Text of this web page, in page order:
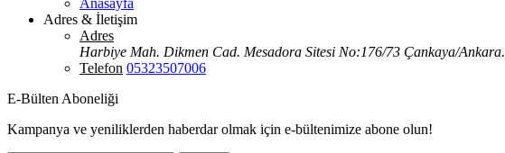
Adres & İletişim
Adres
Harbiye Mah. Dikmen Cad. Mesadora Sitesi No:176/73 Çankaya/Ankara.
Telefon 05323507006
E-Bülten Aboneliği
Kampanya ve yeniliklerden haberdar olmak için e-bültenimize abone olun!